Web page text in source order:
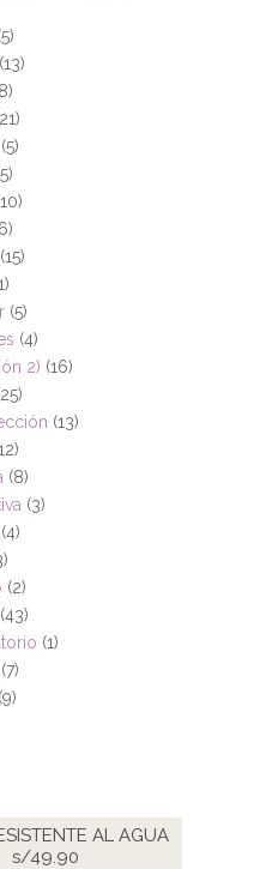
(13)
(5)
(15)
(5)
(4)
2) (16)
(13)
(8)
(3)
(4)
(2)
(43)
(1)
(7)
(9)
AL AGUA
s/49.90